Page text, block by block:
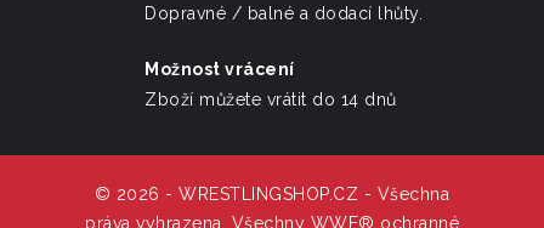
Dopravné / balné a dodací lhůty.
Možnost vrácení
Zboží můžete vrátit do 14 dnů
© 2026 - WRESTLINGSHOP.CZ - Všechna
práva vyhrazena. Všechny WWE® ochranné